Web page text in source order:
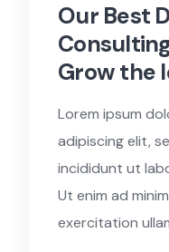
Our Best
Grow the
Lorem ipsum
adipiscing elit,
incididunt ut
Ut enim ad
exercitation